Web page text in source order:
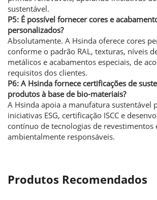
sustentável.
P5: É possível fornecer cores e
personalizados?
Absolutamente. A Hsinda oferece cores
conforme o padrão RAL, texturas, níveis
metálicos e acabamentos especiais, de
requisitos dos clientes.
P6: A Hsinda fornece certificações de
produtos à base de bio-materiais?
A Hsinda apoia a manufatura sustentável
iniciativas ESG, certificação ISCC e
contínuo de tecnologias de revestimentos
ambientalmente responsáveis.
Produtos Recomendados